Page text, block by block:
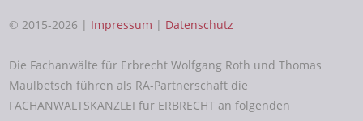
© 2015-2026 | Impressum | Datenschutz
Die Fachanwälte für Erbrecht Wolfgang Roth und Thomas
Maulbetsch führen als RA-Partnerschaft die
FACHANWALTSKANZLEI für ERBRECHT an folgenden